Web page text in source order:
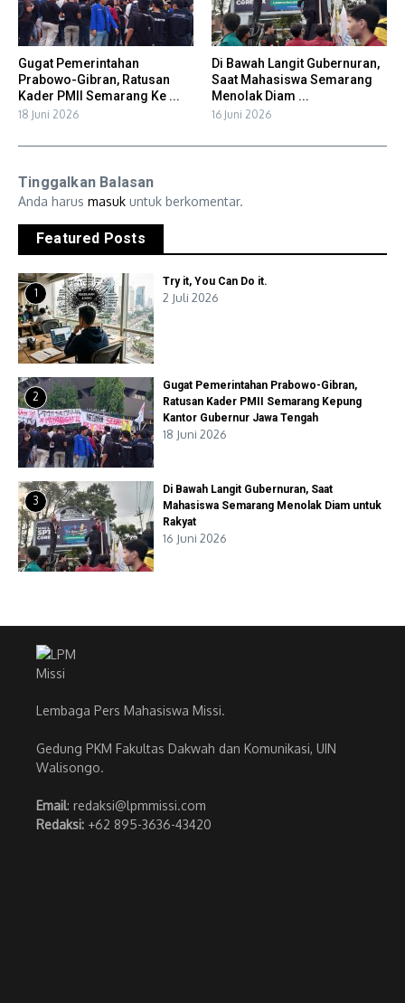
Gugat Pemerintahan
Prabowo-Gibran, Ratusan
Kader PMII Semarang Ke ...
18 Juni 2026
Di Bawah Langit Gubernuran,
Saat Mahasiswa Semarang
Menolak Diam ...
16 Juni 2026
Tinggalkan Balasan
Anda harus masuk untuk berkomentar.
Featured Posts
1
Try it, You Can Do it.
2 Juli 2026
2
Gugat Pemerintahan Prabowo-Gibran,
Ratusan Kader PMII Semarang Kepung
Kantor Gubernur Jawa Tengah
18 Juni 2026
3
Di Bawah Langit Gubernuran, Saat
Mahasiswa Semarang Menolak Diam untuk
Rakyat
16 Juni 2026
Lembaga Pers Mahasiswa Missi.
Gedung PKM Fakultas Dakwah dan Komunikasi, UIN
Walisongo.
Email: redaksi@lpmmissi.com
Redaksi: +62 895-3636-43420